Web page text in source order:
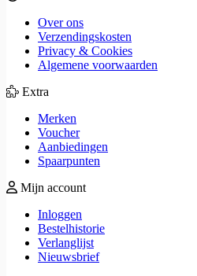
Over ons
Verzendingskosten
Privacy & Cookies
Algemene voorwaarden
Extra
Merken
Voucher
Aanbiedingen
Spaarpunten
Mijn account
Inloggen
Bestelhistorie
Verlanglijst
Nieuwsbrief